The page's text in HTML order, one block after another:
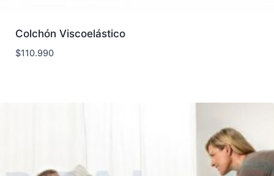
Colchón Viscoelástico
$110.990